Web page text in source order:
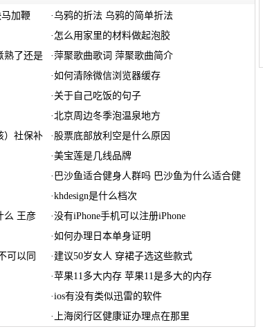
加鞭 ·乌鸦的折法 乌鸦的简单折法
· 怎么用家里的材料做起泡胶
熟了还是 · 萍聚歌曲歌词 萍聚歌曲简介
·如何清除微信浏览器缓存
· 关于自己吃饭的句子
·北京周边冬季泡温泉地方
）社保补 · 股票底部放利空是什么原因
·美宝莲是几线品牌
· 巴沙鱼适合健身人群吗 巴沙鱼为什么适合健
·khdesign是什么档次
么 王彦 ·没有iPhone手机可以注册iPhone
·如何办理日本单身证明
可以同 · 建议50岁女人 穿裙子选这些款式
·苹果11多大内存 苹果11是多大的内存
·ios有没有类似迅雷的软件
· 上海闵行区健康证办理点在那里